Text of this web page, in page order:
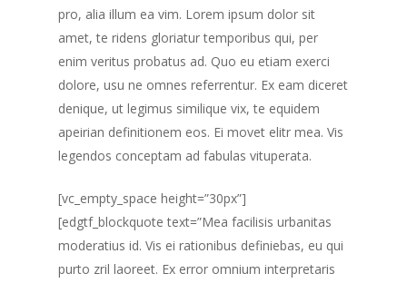
pro, alia illum ea vim. Lorem ipsum dolor sit
amet, te ridens gloriatur temporibus qui, per
enim veritus probatus ad. Quo eu etiam exerci
dolore, usu ne omnes referrentur. Ex eam diceret
denique, ut legimus similique vix, te equidem
apeirian definitionem eos. Ei movet elitr mea. Vis
legendos conceptam ad fabulas vituperata.
[vc_empty_space height=”30px”]
[edgtf_blockquote text=”Mea facilisis urbanitas
moderatius id. Vis ei rationibus definiebas, eu qui
purto zril laoreet. Ex error omnium interpretaris